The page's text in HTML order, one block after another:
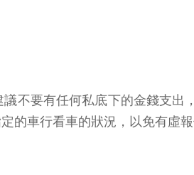
不要有任何私底下的金錢支
的車行看車的狀況，以免有虛報